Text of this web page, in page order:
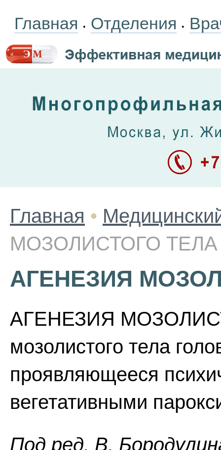
Главная • Отделения •
Главная •
МОЗОЛИСТОГО ТЕЛА
АГЕНЕЗИЯ
АГЕНЕЗИЯ
мозолистого тела
проявляющееся
вегетативными
Пoд peд. B.